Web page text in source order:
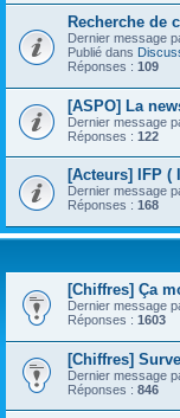
Recherche de
Dernier message
Publié dans
Réponses : 109
[ASPO] La
Dernier message
Réponses : 122
[Acteurs] IFP (
Dernier message
Réponses : 168
[Chiffres] Ça
Dernier message
Réponses : 1603
[Chiffres]
Dernier message
Réponses : 846